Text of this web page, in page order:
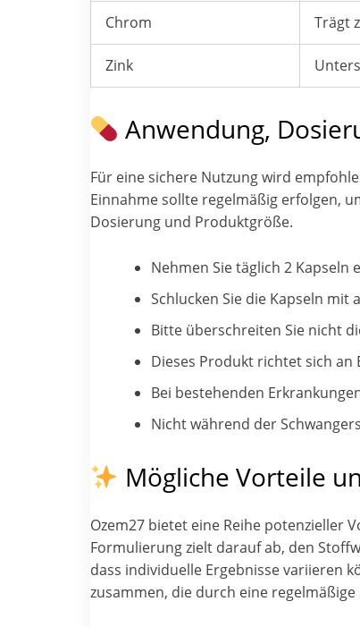
Chrom Trägt
Zink
Anwendung,
Für eine sichere Nutzung wird
Einnahme sollte regelmäßig erfolgen,
Dosierung und Produktgröße.
Nehmen Sie täglich 2 Kapseln
Schlucken Sie die Kapseln
Bitte überschreiten Sie nicht
Dieses Produkt richtet sich an
Bei bestehenden
Nicht während der
Mögliche Vorteile
Ozem27 bietet eine Reihe potenzieller
Formulierung zielt darauf ab, den
dass individuelle Ergebnisse variieren
zusammen, die durch eine